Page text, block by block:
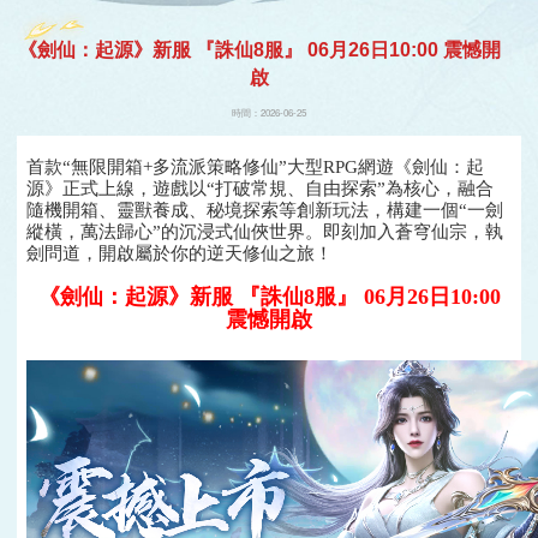
遊戲
《劍仙：起源》新服 『誅仙8服』 06月26日10:00 震憾開
啟
時間：2026-06-25
首款“無限開箱+多流派策略修仙”大型RPG網遊《劍仙：起
源》正式上線，遊戲以“打破常規、自由探索”為核心，融合
隨機開箱、靈獸養成、秘境探索等創新玩法，構建一個“一劍
縱橫，萬法歸心”的沉浸式仙俠世界。即刻加入蒼穹仙宗，執
劍問道，開啟屬於你的逆天修仙之旅！
《劍仙：起源》新服 『誅仙8服』 06月26日10:00
震憾開啟